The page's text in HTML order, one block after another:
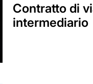
Contratto di
intermediario